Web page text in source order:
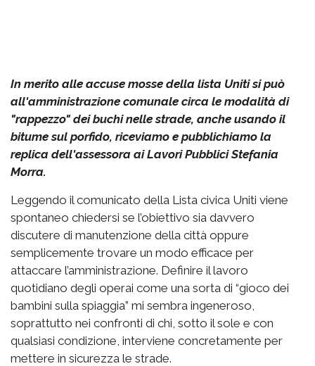
In merito alle accuse mosse della lista Uniti si può
all'amministrazione comunale circa le modalità di
"rappezzo" dei buchi nelle strade, anche usando il
bitume sul porfido, riceviamo e pubblichiamo la
replica dell'assessora ai Lavori Pubblici Stefania
Morra.
Leggendo il comunicato della Lista civica Uniti viene
spontaneo chiedersi se l’obiettivo sia davvero
discutere di manutenzione della città oppure
semplicemente trovare un modo efficace per
attaccare l’amministrazione. Definire il lavoro
quotidiano degli operai come una sorta di “gioco dei
bambini sulla spiaggia” mi sembra ingeneroso,
soprattutto nei confronti di chi, sotto il sole e con
qualsiasi condizione, interviene concretamente per
mettere in sicurezza le strade.